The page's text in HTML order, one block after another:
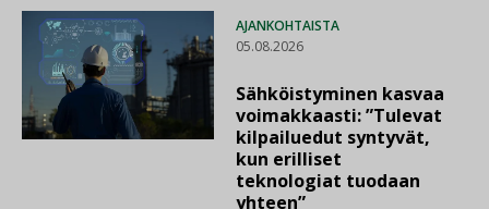
AJANKOHTAISTA
05.08.2026
Sähköistyminen kasvaa
voimakkaasti: ”Tulevat
kilpailuedut syntyvät,
kun erilliset
teknologiat tuodaan
yhteen”